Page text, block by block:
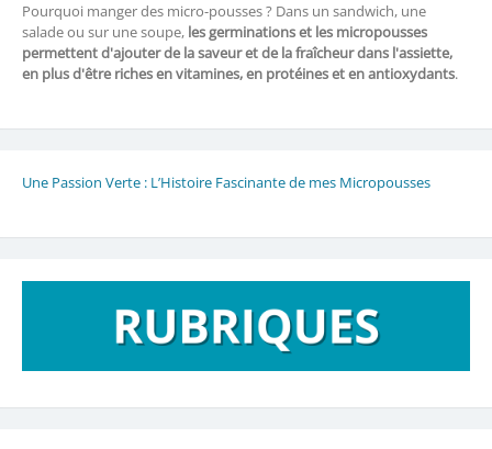
Pourquoi manger des micro-pousses ? Dans un sandwich, une
salade ou sur une soupe, les germinations et les micropousses
permettent d'ajouter de la saveur et de la fraîcheur dans l'assiette,
en plus d'être riches en vitamines, en protéines et en antioxydants.
Une Passion Verte : L’Histoire Fascinante de mes Micropousses